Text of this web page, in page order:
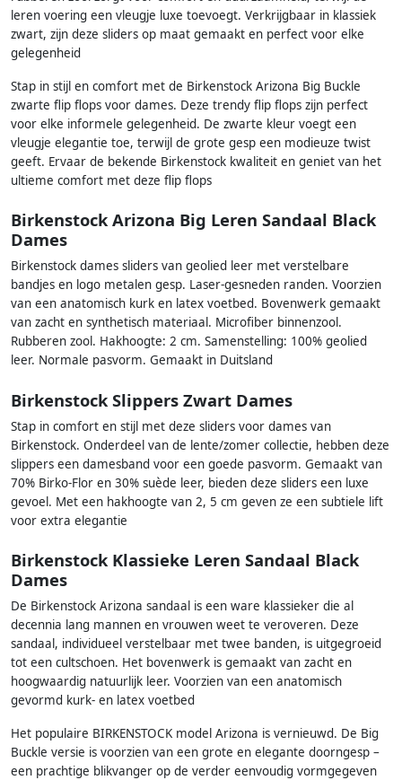
leren voering een vleugje luxe toevoegt. Verkrijgbaar in klassiek
zwart, zijn deze sliders op maat gemaakt en perfect voor elke
gelegenheid
Stap in stijl en comfort met de Birkenstock Arizona Big Buckle
zwarte flip flops voor dames. Deze trendy flip flops zijn perfect
voor elke informele gelegenheid. De zwarte kleur voegt een
vleugje elegantie toe, terwijl de grote gesp een modieuze twist
geeft. Ervaar de bekende Birkenstock kwaliteit en geniet van het
ultieme comfort met deze flip flops
Birkenstock Arizona Big Leren Sandaal Black
Dames
Birkenstock dames sliders van geolied leer met verstelbare
bandjes en logo metalen gesp. Laser-gesneden randen. Voorzien
van een anatomisch kurk en latex voetbed. Bovenwerk gemaakt
van zacht en synthetisch materiaal. Microfiber binnenzool.
Rubberen zool. Hakhoogte: 2 cm. Samenstelling: 100% geolied
leer. Normale pasvorm. Gemaakt in Duitsland
Birkenstock Slippers Zwart Dames
Stap in comfort en stijl met deze sliders voor dames van
Birkenstock. Onderdeel van de lente/zomer collectie, hebben deze
slippers een damesband voor een goede pasvorm. Gemaakt van
70% Birko-Flor en 30% suède leer, bieden deze sliders een luxe
gevoel. Met een hakhoogte van 2, 5 cm geven ze een subtiele lift
voor extra elegantie
Birkenstock Klassieke Leren Sandaal Black
Dames
De Birkenstock Arizona sandaal is een ware klassieker die al
decennia lang mannen en vrouwen weet te veroveren. Deze
sandaal, individueel verstelbaar met twee banden, is uitgegroeid
tot een cultschoen. Het bovenwerk is gemaakt van zacht en
hoogwaardig natuurlijk leer. Voorzien van een anatomisch
gevormd kurk- en latex voetbed
Het populaire BIRKENSTOCK model Arizona is vernieuwd. De Big
Buckle versie is voorzien van een grote en elegante doorngesp –
een prachtige blikvanger op de verder eenvoudig vormgegeven